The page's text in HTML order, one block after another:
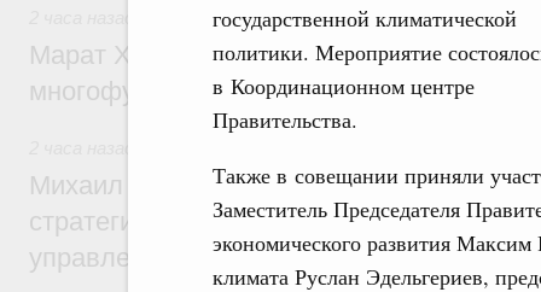
государственной климатической
политики. Мероприятие
в Координационном центре
Правительства.
Также в совещании приняли
Заместитель Председателя
экономического развития
климата Руслан Эдельгериев,
Дорожное хозяйство
Марат Хуснуллин: На двух скоростных
многофункциональные зоны дорожного
Михаил Мишустин дал поручения по
стратегической сессии о
управления научно-технологическим